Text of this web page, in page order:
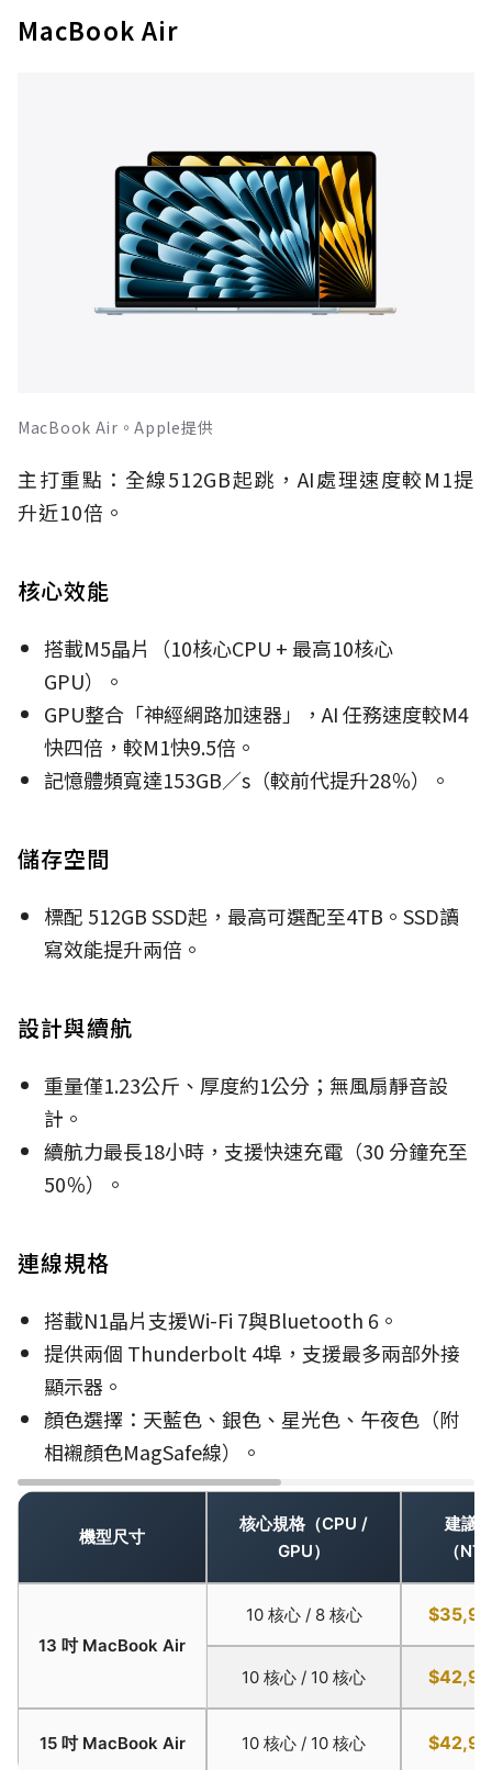
MacBook Air
MacBook Air。Apple提供
主打重點：全線512GB起跳，AI處理速度較M1提
升近10倍。
核心效能
搭載M5晶片（10核心CPU + 最高10核心
GPU）。
GPU整合「神經網路加速器」，AI 任務速度較M4
快四倍，較M1快9.5倍。
記憶體頻寬達153GB∕s（較前代提升28％）。
儲存空間
標配 512GB SSD起，最高可選配至4TB。SSD讀
寫效能提升兩倍。
設計與續航
重量僅1.23公斤、厚度約1公分；無風扇靜音設
計。
續航力最長18小時，支援快速充電（30 分鐘充至
50％）。
連線規格
搭載N1晶片支援Wi-Fi 7與Bluetooth 6。
提供兩個 Thunderbolt 4埠，支援最多兩部外接
顯示器。
顏色選擇 ：天藍色、銀色、星光色、午夜色（附
相襯顏色MagSafe線）。
機型尺寸
核心規格（CPU /
GPU）
建議
（
13 吋 MacBook Air
10 核心 / 8 核心
10 核心 / 10 核心
15 吋 MacBook Air 10 核心 / 10 核心